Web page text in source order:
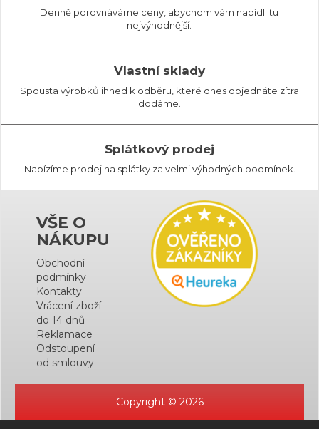
Denně porovnáváme ceny, abychom vám nabídli tu
nejvýhodnější.
Vlastní sklady
Spousta výrobků ihned k odběru, které dnes objednáte zítra
dodáme.
Splátkový prodej
Nabízíme prodej na splátky za velmi výhodných podmínek.
VŠE O
NÁKUPU
Obchodní
podmínky
Kontakty
Vrácení zboží
do 14 dnů
Reklamace
Odstoupení
od smlouvy
Copyright © 2026